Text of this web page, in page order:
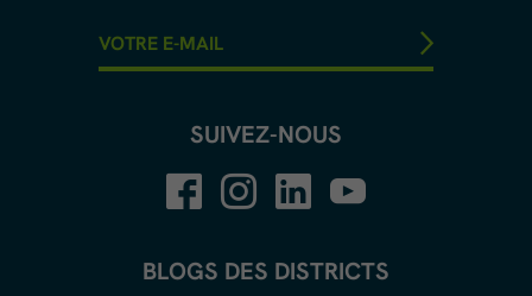
SUIVEZ-NOUS
BLOGS DES DISTRICTS